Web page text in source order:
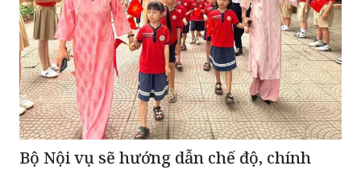
Bộ Nội vụ sẽ hướng dẫn chế độ, chính